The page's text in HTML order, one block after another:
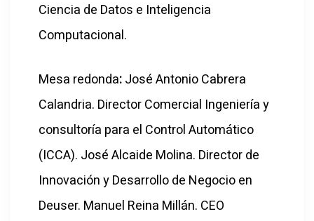
Ciencia de Datos e Inteligencia
Computacional.
Mesa redonda:José Antonio Cabrera
Calandria. Director Comercial Ingeniería y
consultoría para el Control Automático
(ICCA). José Alcaide Molina. Director de
Innovación y Desarrollo de Negocio en
Deuser. Manuel Reina Millán. CEO